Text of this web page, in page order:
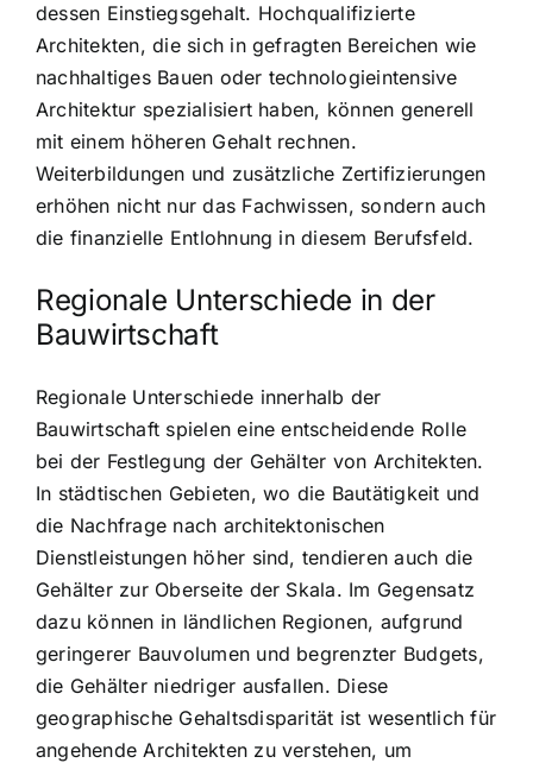
dessen Einstiegsgehalt. Hochqualifizierte
Architekten, die sich in gefragten Bereichen wie
nachhaltiges Bauen oder technologieintensive
Architektur spezialisiert haben, können generell
mit einem höheren Gehalt rechnen.
Weiterbildungen und zusätzliche Zertifizierungen
erhöhen nicht nur das Fachwissen, sondern auch
die finanzielle Entlohnung in diesem Berufsfeld.
Regionale Unterschiede in der
Bauwirtschaft
Regionale Unterschiede innerhalb der
Bauwirtschaft spielen eine entscheidende Rolle
bei der Festlegung der Gehälter von Architekten.
In städtischen Gebieten, wo die Bautätigkeit und
die Nachfrage nach architektonischen
Dienstleistungen höher sind, tendieren auch die
Gehälter zur Oberseite der Skala. Im Gegensatz
dazu können in ländlichen Regionen, aufgrund
geringerer Bauvolumen und begrenzter Budgets,
die Gehälter niedriger ausfallen. Diese
geographische Gehaltsdisparität ist wesentlich für
angehende Architekten zu verstehen, um